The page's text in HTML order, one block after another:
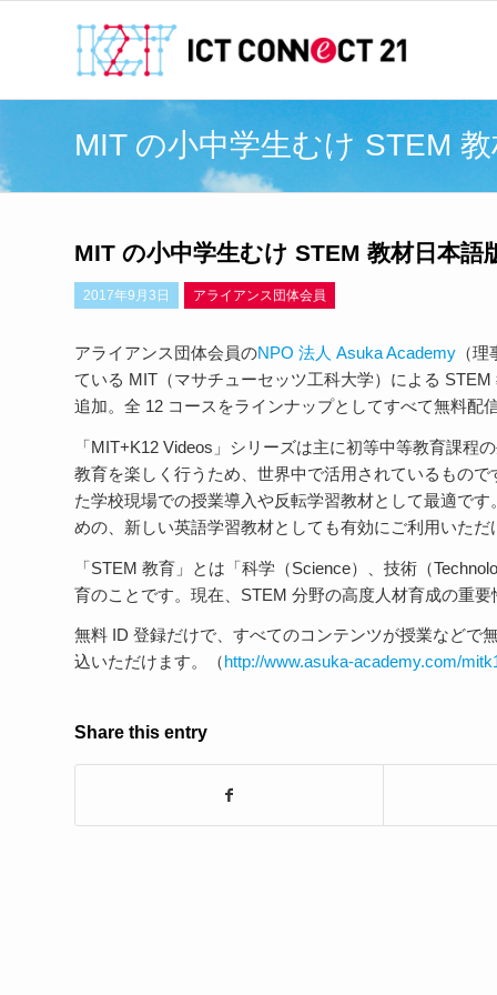
MIT の小中学生むけ STEM
MIT の小中学生むけ STEM 教材日本
2017年9月3日 アライアンス団体会員
アライアンス団体会員のNPO 法人 Asuka Academy （
ている MIT（マサチューセッツ工科大学）による
追加。全 12 コースをラインナップとしてすべて無料配
「MIT+K12 Videos」シリーズは主に初等中等教育課
教育を楽しく行うため、世界中で活用されているもの
た学校現場での授業導入や反転学習教材として最適で
めの、新しい英語学習教材としても有効にご利用いただ
「STEM 教育」とは「科学（Science）、技術（
育のことです。現在、STEM 分野の高度人材育成の重要
無料 ID 登録だけで、すべてのコンテンツが授業などで
込いただけます。（http://www.asuka-academy.com/
Share this entry